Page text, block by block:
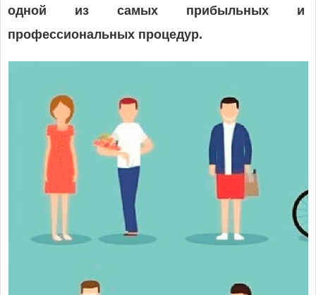
одной из самых прибыльных и
профессиональных процедур.